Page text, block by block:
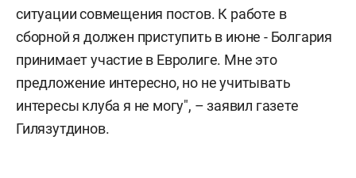
ситуации совмещения постов. К работе в
сборной я должен приступить в июне - Болгария
принимает участие в Евролиге. Мне это
предложение интересно, но не учитывать
интересы клуба я не могу", – заявил газете
Гилязутдинов.